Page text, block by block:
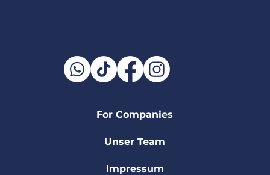
For Companies
Unser Team
Impressum